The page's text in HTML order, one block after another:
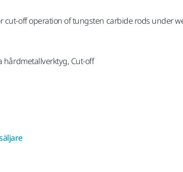
cut-off operation of tungsten carbide rods under
hårdmetallverktyg, Cut-off